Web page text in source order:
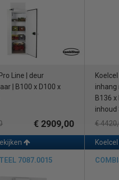
Line | deur
| B100 x D100 x
€ 2909,00
inhang
B136 x
inhoud
€
7087.0015